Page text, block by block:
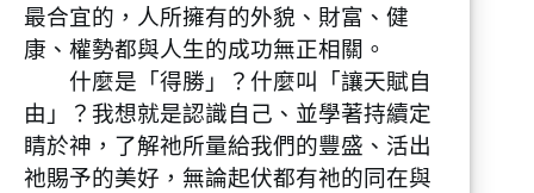
最合宜的，人所擁有的外貌、財富、健
康、權勢都與人生的成功無正相關。
什麼是「得勝」？什麼叫「讓天賦自
由」？我想就是認識自己、並學著持續定
睛於神，了解祂所量給我們的豐盛、活出
祂賜予的美好，無論起伏都有祂的同在與